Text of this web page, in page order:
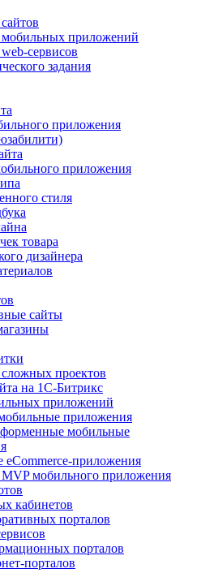
приложений
сервисов
задания
приложения
приложения
стиля
товара
дизайнера
сайты
сложных проектов
на 1С-Битрикс
приложений
приложения
мобильные
приложения
MVP мобильного приложения
кабинетов
порталов
порталов
порталов